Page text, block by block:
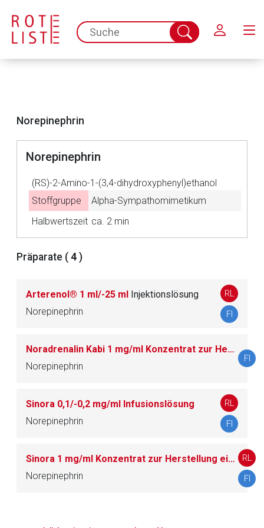
spc.search.input.placeholder
Suche
abschicken
Norepinephrin
Norepinephrin
(RS)-2-Amino-1-(3,4-dihydroxyphenyl)ethanol
Stoffgruppe
Alpha-Sympathomimetikum
Halbwertszeit ca. 2 min
Präparate ( 4 )
Arterenol® 1 ml/-25 ml Injektionslösung
Norepinephrin
RL
FI
Noradrenalin Kabi 1 mg/ml Konzentrat zur Herstellung einer Infusionslösung
Norepinephrin
FI
Sinora 0,1/-0,2 mg/ml Infusionslösung
Norepinephrin
RL
FI
Sinora 1 mg/ml Konzentrat zur Herstellung einer Infusionslösung
Norepinephrin
RL
FI
Aufruf einer externen Seite
Der von Ihnen aufgerufene Link öffnet eine externe Web-
Seite. Für die Inhalte der externen Web-Seite ist deren
Betreiber verantwortlich. Ebenso gelten dort ggf. andere
Datenschutzbestimmungen.
Zurück zur rote-liste.de Zur Seite